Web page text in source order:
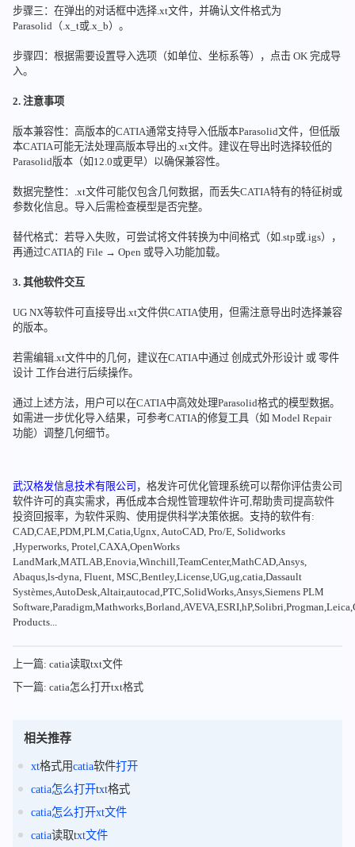
步骤三：在弹出的对话框中选择.xt文件，并确认文件格式为
Parasolid（.x_t或.x_b）。
步骤四：根据需要设置导入选项（如单位、坐标系等），点击 OK 完成导
入。
2. 注意事项
版本兼容性：高版本的CATIA通常支持导入低版本Parasolid文件，但低版
本CATIA可能无法处理高版本导出的.xt文件。建议在导出时选择较低的
Parasolid版本（如12.0或更早）以确保兼容性。
数据完整性：.xt文件可能仅包含几何数据，而丢失CATIA特有的特征树或
参数化信息。导入后需检查模型是否完整。
替代格式：若导入失败，可尝试将文件转换为中间格式（如.stp或.igs），
再通过CATIA的 File → Open 或导入功能加载。
3. 其他软件交互
UG NX等软件可直接导出.xt文件供CATIA使用，但需注意导出时选择兼容
的版本。
若需编辑.xt文件中的几何，建议在CATIA中通过 创成式外形设计 或 零件
设计 工作台进行后续操作。
通过上述方法，用户可以在CATIA中高效处理Parasolid格式的模型数据。
如需进一步优化导入结果，可参考CATIA的修复工具（如 Model Repair
功能）调整几何细节。
武汉格发信息技术有限公司 ，格发许可优化管理系统可以帮你评估贵公司
软件许可的真实需求，再低成本合规性管理软件许可,帮助贵司提高软件
投资回报率，为软件采购、使用提供科学决策依据。支持的软件有:
CAD,CAE,PDM,PLM,Catia,Ugnx, AutoCAD, Pro/E, Solidworks
,Hyperworks, Protel,CAXA,OpenWorks
LandMark,MATLAB,Enovia,Winchill,TeamCenter,MathCAD,Ansys,
Abaqus,ls-dyna, Fluent, MSC,Bentley,License,UG,ug,catia,Dassault
Systèmes,AutoDesk,Altair,autocad,PTC,SolidWorks,Ansys,Siemens PLM
Products...
上一篇: catia读取txt文件
下一篇: catia怎么打开txt格式
相关推荐
xt格式用catia软件打开
catia怎么打开txt格式
catia怎么打开xt文件
catia读取txt文件